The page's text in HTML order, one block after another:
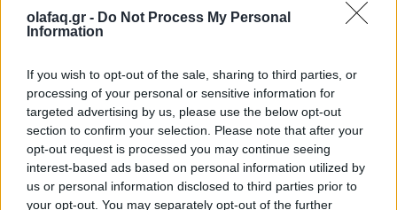
olafaq.gr - Do Not Process My Personal
Information
If you wish to opt-out of the sale, sharing to third parties, or
processing of your personal or sensitive information for
targeted advertising by us, please use the below opt-out
section to confirm your selection. Please note that after your
opt-out request is processed you may continue seeing
interest-based ads based on personal information utilized by
us or personal information disclosed to third parties prior to
your opt-out. You may separately opt-out of the further
29.08.25
παρά τις πολιτικές επιθέσεις του Ντόναλντ Τραμπ σε αιολικά
και φωτοβολταϊκά με τις επενδύσεις να αυξάνονται.